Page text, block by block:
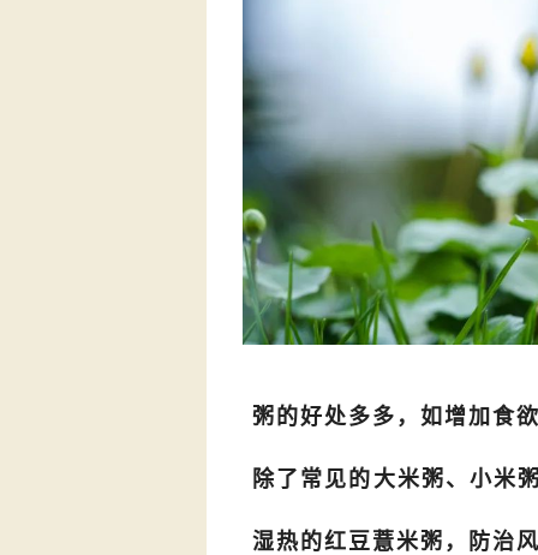
粥的好处多多，如增加食
除了常见的大米粥、小米
湿热的红豆薏米粥，防治